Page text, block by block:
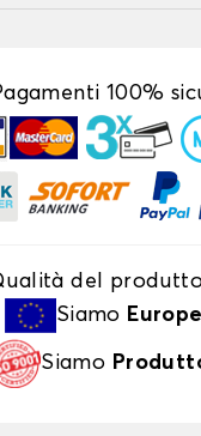
100%
del
Siamo
Siamo